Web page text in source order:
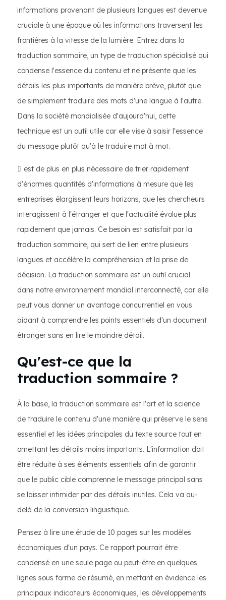
informations provenant de plusieurs langues est devenue
cruciale à une époque où les informations traversent les
frontières à la vitesse de la lumière. Entrez dans la
traduction sommaire, un type de traduction spécialisé qui
condense l'essence du contenu et ne présente que les
détails les plus importants de manière brève, plutôt que
de simplement traduire des mots d'une langue à l'autre.
Dans la société mondialisée d'aujourd'hui, cette
technique est un outil utile car elle vise à saisir l'essence
du message plutôt qu'à le traduire mot à mot.
Il est de plus en plus nécessaire de trier rapidement
d'énormes quantités d'informations à mesure que les
entreprises élargissent leurs horizons, que les chercheurs
interagissent à l'étranger et que l'actualité évolue plus
rapidement que jamais. Ce besoin est satisfait par la
traduction sommaire, qui sert de lien entre plusieurs
langues et accélère la compréhension et la prise de
décision. La traduction sommaire est un outil crucial
dans notre environnement mondial interconnecté, car elle
peut vous donner un avantage concurrentiel en vous
aidant à comprendre les points essentiels d'un document
étranger sans en lire le moindre détail.
Qu'est-ce que la
traduction sommaire ?
À la base, la traduction sommaire est l'art et la science
de traduire le contenu d'une manière qui préserve le sens
essentiel et les idées principales du texte source tout en
omettant les détails moins importants. L'information doit
être réduite à ses éléments essentiels afin de garantir
que le public cible comprenne le message principal sans
se laisser intimider par des détails inutiles. Cela va au-
delà de la conversion linguistique.
Pensez à lire une étude de 10 pages sur les modèles
économiques d'un pays. Ce rapport pourrait être
condensé en une seule page ou peut-être en quelques
lignes sous forme de résumé, en mettant en évidence les
principaux indicateurs économiques, les développements